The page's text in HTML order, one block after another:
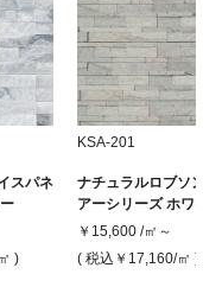
スパネ
)
KSA-201
ナチュラルロブソン
アーシリーズ ホワイ
￥15,600 /㎡～
( 税込￥17,160/㎡ )